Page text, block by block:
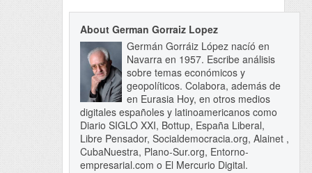
About German Gorraiz Lopez
Germán Gorráiz López nacíó en
Navarra en 1957. Escribe análisis
sobre temas económicos y
geopolíticos. Colabora, además de
en Eurasia Hoy, en otros medios
digitales españoles y latinoamericanos como
Diario SIGLO XXI, Bottup, España Liberal,
Libre Pensador, Socialdemocracia.org, Alainet ,
CubaNuestra, Plano-Sur.org, Entorno-
empresarial.com o El Mercurio Digital.